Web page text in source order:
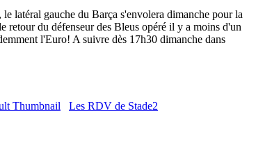
latéral gauche du Barça s'envolera dimanche pour la
retour du défenseur des Bleus opéré il y a moins d'un
l'Euro! A suivre dès 17h30 dimanche dans
Les RDV de Stade2